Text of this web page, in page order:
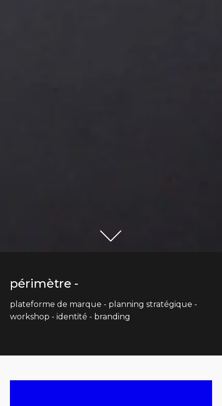
périmètre -
plateforme de marque - planning stratégique -
workshop - identité - branding